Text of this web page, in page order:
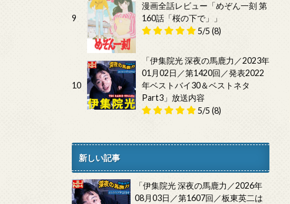
9
漫画全話レビュー「めぞん一刻 第
160話「桜の下で」」
5/5 (8)
10
「伊集院光 深夜の馬鹿力／2023年
01月02日／第1420回／発表2022
年ベストバイ30＆ベストネタ
Part3」放送内容
5/5 (8)
新しい記事
「伊集院光 深夜の馬鹿力／2026年
08月03日／第1607回／板東英二は